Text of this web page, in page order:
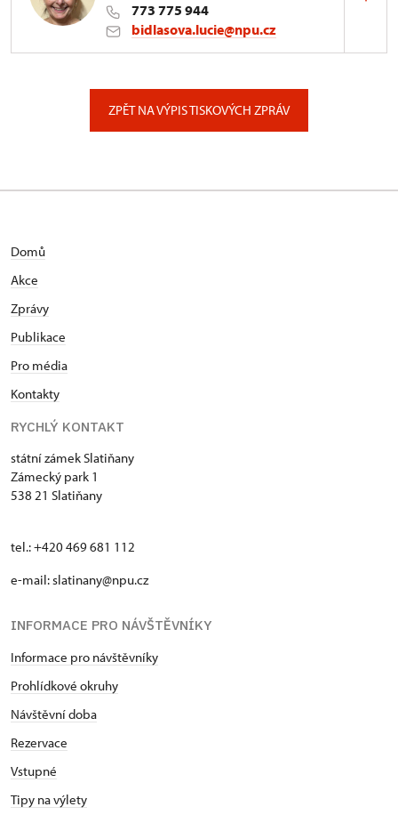
773 775 944
bidlasova.lucie@npu.cz
ZPĚT NA VÝPIS TISKOVÝCH ZPRÁV
Domů
Akce
Zprávy
Publikace
Pro média
Kontakty
RYCHLÝ KONTAKT
státní zámek Slatiňany
Zámecký park 1
538 21 Slatiňany
tel.: +420 469 681 112
e-mail: slatinany@npu.cz
INFORMACE PRO NÁVŠTĚVNÍKY
Informace pro návštěvníky
Prohlídkové okruhy
Návštěvní doba
Rezervace
Vstupné
Tipy na výlety